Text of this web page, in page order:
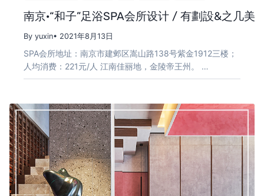
南京·“和子”足浴SPA会所设计 / 有劃設&之几美
By yuxin• 2021年8月13日
SPA会所地址：南京市建邺区嵩山路138号紫金1912三楼；
人均消费：221元/人 江南佳丽地，金陵帝王州。 …